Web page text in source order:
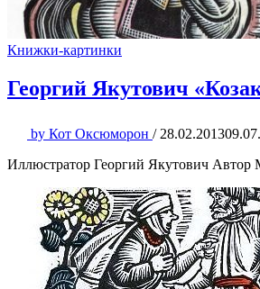
Книжки-картинки
Георгий Якутович
by Кот Оксюморон / 28.02.2013
Иллюстратор Георгий Якутович Автор